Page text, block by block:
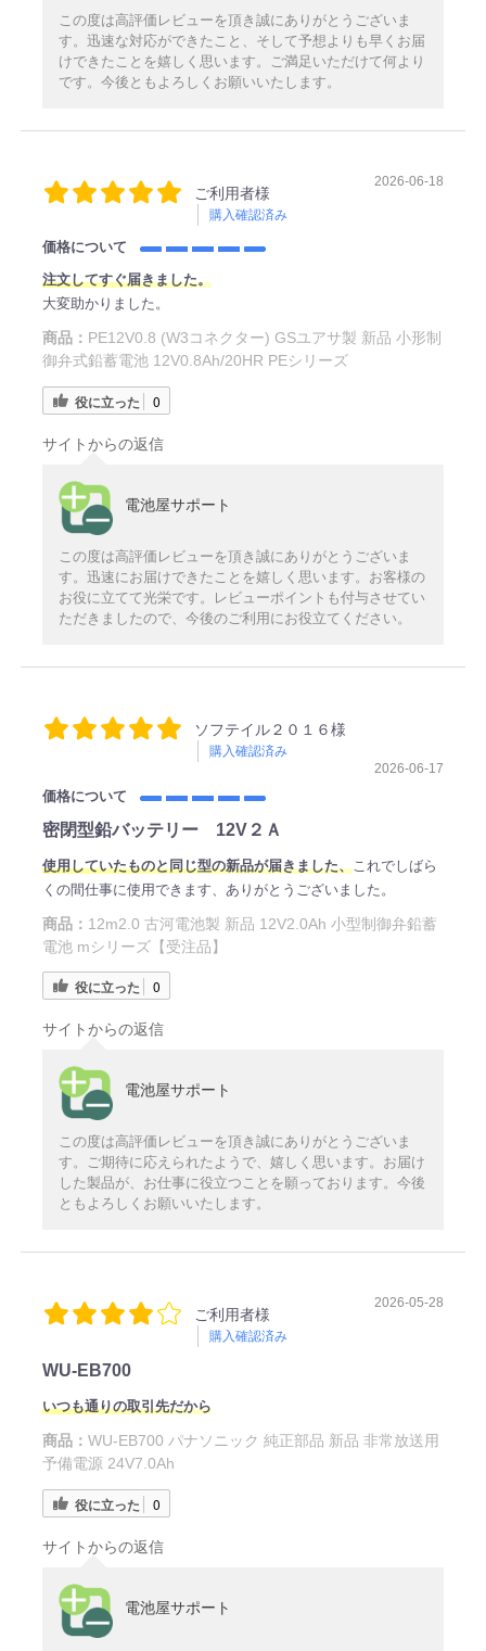
この度は高評価レビューを頂き誠にありがとうございま
す。迅速な対応ができたこと、そして予想よりも早くお届
けできたことを嬉しく思います。ご満足いただけて何より
です。今後ともよろしくお願いいたします。
ご利用者様
購入確認済み
2026-06-18
価格について
注文してすぐ届きました。
大変助かりました。
商品： PE12V0.8 (W3コネクター) GSユアサ製 新品 小形制
御弁式鉛蓄電池 12V0.8Ah/20HR PEシリーズ
役に立った 0
サイトからの返信
電池屋サポート
この度は高評価レビューを頂き誠にありがとうございま
す。迅速にお届けできたことを嬉しく思います。お客様の
お役に立てて光栄です。レビューポイントも付与させてい
ただきましたので、今後のご利用にお役立てください。
ソフテイル２０１６様
購入確認済み
2026-06-17
価格について
密閉型鉛バッテリー 12V２Ａ
使用していたものと同じ型の新品が届きました、これでしばら
くの間仕事に使用できます、ありがとうございました。
商品： 12m2.0 古河電池製 新品 12V2.0Ah 小型制御弁鉛蓄
電池 mシリーズ【受注品】
役に立った 0
サイトからの返信
電池屋サポート
この度は高評価レビューを頂き誠にありがとうございま
す。ご期待に応えられたようで、嬉しく思います。お届け
した製品が、お仕事に役立つことを願っております。今後
ともよろしくお願いいたします。
ご利用者様
購入確認済み
2026-05-28
WU-EB700
いつも通りの取引先だから
商品： WU-EB700 パナソニック 純正部品 新品 非常放送用
予備電源 24V7.0Ah
役に立った 0
サイトからの返信
電池屋サポート